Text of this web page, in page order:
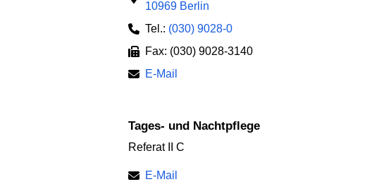
10969 Berlin
Tel.: (030) 9028-0
Fax: (030) 9028-3140
E-Mail
Tages- und Nachtpflege
Referat II C
E-Mail